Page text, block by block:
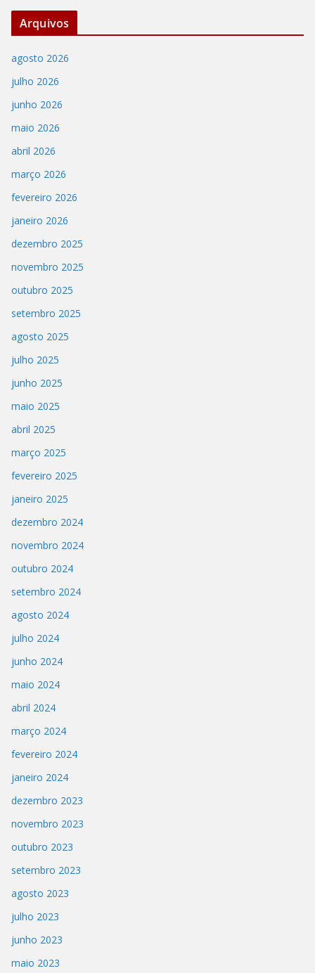
Arquivos
agosto 2026
julho 2026
junho 2026
maio 2026
abril 2026
março 2026
fevereiro 2026
janeiro 2026
dezembro 2025
novembro 2025
outubro 2025
setembro 2025
agosto 2025
julho 2025
junho 2025
maio 2025
abril 2025
março 2025
fevereiro 2025
janeiro 2025
dezembro 2024
novembro 2024
outubro 2024
setembro 2024
agosto 2024
julho 2024
junho 2024
maio 2024
abril 2024
março 2024
fevereiro 2024
janeiro 2024
dezembro 2023
novembro 2023
outubro 2023
setembro 2023
agosto 2023
julho 2023
junho 2023
maio 2023